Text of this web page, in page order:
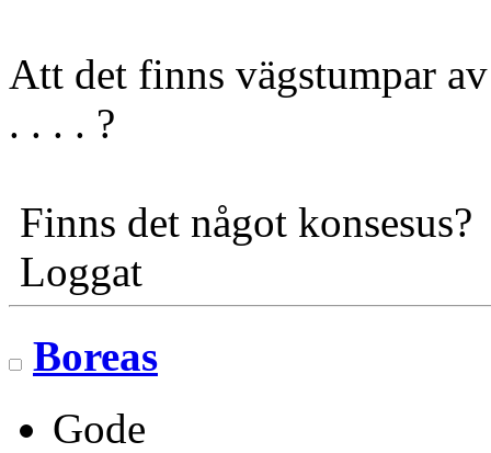
Att det finns vägstumpar
. . . . ?
Finns det något konsesus?
Loggat
Boreas
Gode